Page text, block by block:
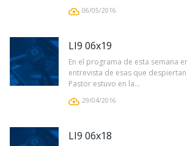
06/05/2016
LI9 06x19
En el programa de esta semana
entrevista de esas que
Pastor estuvo en la...
29/04/2016
LI9 06x18